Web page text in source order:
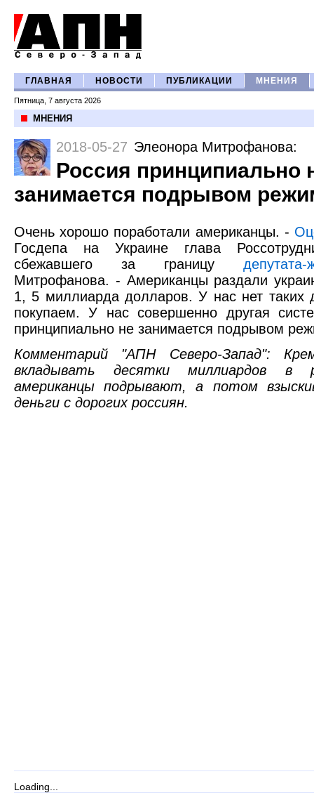
ГЛАВНАЯ НОВОСТИ ПУБЛИКАЦИИ МНЕНИЯ
Пятница, 7 августа 2026
МНЕНИЯ
2018-05-27 Элеонора Митрофанова:
Россия принципиально
занимается подрывом
Очень хорошо поработали американцы. -
Госдепа на Украине глава
сбежавшего за границу депутата-
Митрофанова. - Американцы раздали
1, 5 миллиарда долларов. У нас нет таких
покупаем. У нас совершенно другая
принципиально не занимается подрывом
Комментарий "АПН Северо-Запад":
вкладывать десятки миллиардов в
американцы подрывают, а потом
деньги с дорогих россиян.
Loading...